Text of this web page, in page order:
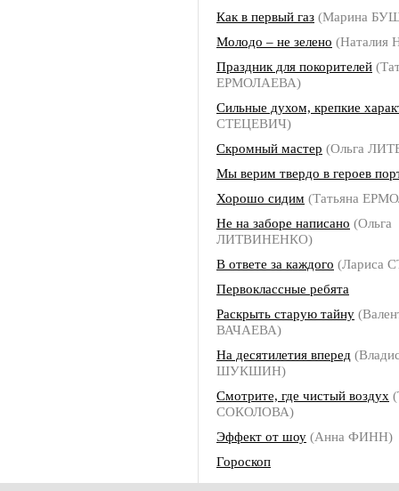
Как в первый газ (Марина
Молодо – не зелено
Праздник для покорителей
ЕРМОЛАЕВА)
Сильные духом, крепкие
СТЕЦЕВИЧ)
Скромный мастер (Ольга
Мы верим твердо в героев
Хорошо сидим (Татьяна
Не на заборе написано (Ольга
ЛИТВИНЕНКО)
В ответе за каждого (Лариса
Первоклассные ребята
Раскрыть старую тайну
ВАЧАЕВА)
На десятилетия вперед
ШУКШИН)
Смотрите, где чистый воздух
СОКОЛОВА)
Эффект от шоу (Анна ФИНН)
Гороскоп